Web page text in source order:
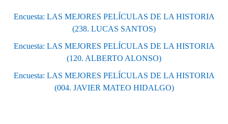
Encuesta: LAS MEJORES PELÍCULAS DE LA HISTORIA
(238. LUCAS SANTOS)
Encuesta: LAS MEJORES PELÍCULAS DE LA HISTORIA
(120. ALBERTO ALONSO)
Encuesta: LAS MEJORES PELÍCULAS DE LA HISTORIA
(004. JAVIER MATEO HIDALGO)